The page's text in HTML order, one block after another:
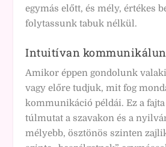
egymás előtt, és mély, értékes
folytassunk tabuk nélkül.
Intuitívan
Amikor éppen gondolunk
vagy előre tudjuk, mit fog
kommunikáció példái. Ez a
túlmutat a szavakon és a
mélyebb, ösztönös szinten